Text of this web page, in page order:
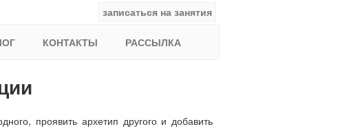
записаться на занятия
КОНТАКТЫ РАССЫЛКА
проявить архетип другого и добавить